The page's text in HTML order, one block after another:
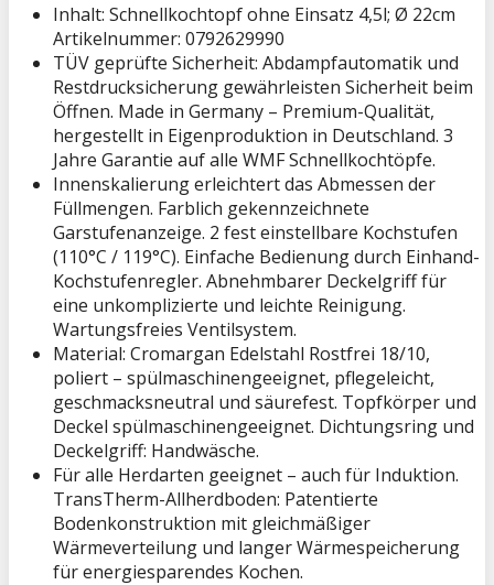
Inhalt: Schnellkochtopf ohne Einsatz 4,5l; Ø 22cm
Artikelnummer: 0792629990
TÜV geprüfte Sicherheit: Abdampfautomatik und
Restdrucksicherung gewährleisten Sicherheit beim
Öffnen. Made in Germany – Premium-Qualität,
hergestellt in Eigenproduktion in Deutschland. 3
Jahre Garantie auf alle WMF Schnellkochtöpfe.
Innenskalierung erleichtert das Abmessen der
Füllmengen. Farblich gekennzeichnete
Garstufenanzeige. 2 fest einstellbare Kochstufen
(110°C / 119°C). Einfache Bedienung durch Einhand-
Kochstufenregler. Abnehmbarer Deckelgriff für
eine unkomplizierte und leichte Reinigung.
Wartungsfreies Ventilsystem.
Material: Cromargan Edelstahl Rostfrei 18/10,
poliert – spülmaschinengeeignet, pflegeleicht,
geschmacksneutral und säurefest. Topfkörper und
Deckel spülmaschinengeeignet. Dichtungsring und
Deckelgriff: Handwäsche.
Für alle Herdarten geeignet – auch für Induktion.
TransTherm-Allherdboden: Patentierte
Bodenkonstruktion mit gleichmäßiger
Wärmeverteilung und langer Wärmespeicherung
für energiesparendes Kochen.